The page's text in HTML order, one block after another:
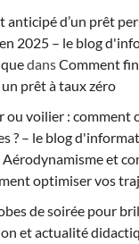
anticipé d’un prêt
2025 – le blog
dansComment
prêt à taux zéro
ou voilier : comment
? – le blog
Aérodynamisme et
optimiser vos
de soirée pour
et actualité